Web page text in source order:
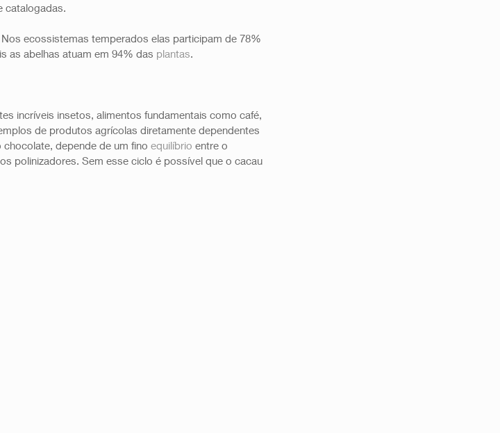
catalogadas.
ecossistemas temperados elas participam de 78%
as abelhas atuam em 94% das plantas.
incríveis insetos, alimentos fundamentais como café,
de produtos agrícolas diretamente dependentes
depende de um fino equilíbrio entre o
polinizadores. Sem esse ciclo é possível que o cacau